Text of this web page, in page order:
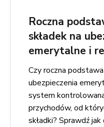
Roczna
składek na
emerytalne i
Czy roczna
ubezpieczenia
system
przychodów, od
składki? Sprawdź